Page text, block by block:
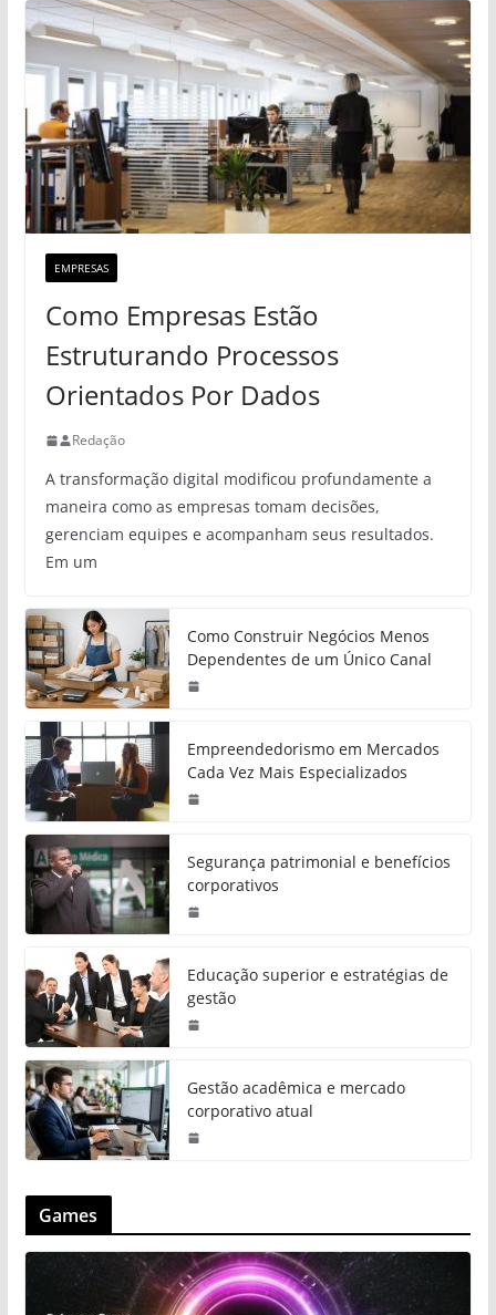
EMPRESAS
Como Empresas Estão
Estruturando Processos
Orientados Por Dados
Redação
A transformação digital modificou profundamente a
maneira como as empresas tomam decisões,
gerenciam equipes e acompanham seus resultados.
Em um
Como Construir Negócios Menos
Dependentes de um Único Canal
Empreendedorismo em Mercados
Cada Vez Mais Especializados
Segurança patrimonial e benefícios
corporativos
Educação superior e estratégias de
gestão
Gestão acadêmica e mercado
corporativo atual
Games